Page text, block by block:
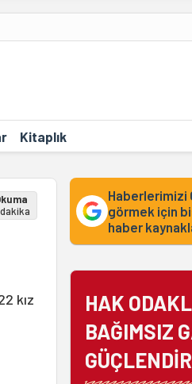
Kitaplık
kız
Haberlerimizi
görmek için
haber
HAK
BAĞIMSIZ